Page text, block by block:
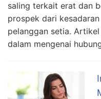
saling terkait erat dan
prospek dari
pelanggan setia.
dalam mengenai